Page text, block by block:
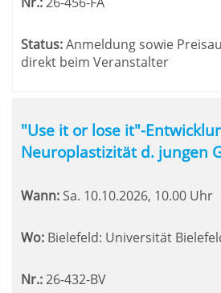
Status:Anmeldung sowie
direkt beim Veranstalter
"Use it or lose it"-
Neuroplastizität d. jungen
Wann: Sa. 10.10.2026, 10.00 Uhr
Wo: Bielefeld: Universität
Nr.:26-432-BV